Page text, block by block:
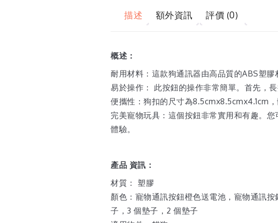
描述 額外資訊 評價 (0)
概述：
耐用材料：這款狗通訊器由高品質的ABS塑膠
易於操作： 此按鈕的操作非常簡單。首先，
便攜性：狗扣的尺寸為8.5cmx8.5cmx4.1cm，
完美寵物玩具：這個按鈕非常實用和有趣。
體驗。
產品 資訊：
材質： 塑膠
顏色：寵物通訊按鈕橙色送電池，寵物通訊
子，3 個墊子，2 個墊子